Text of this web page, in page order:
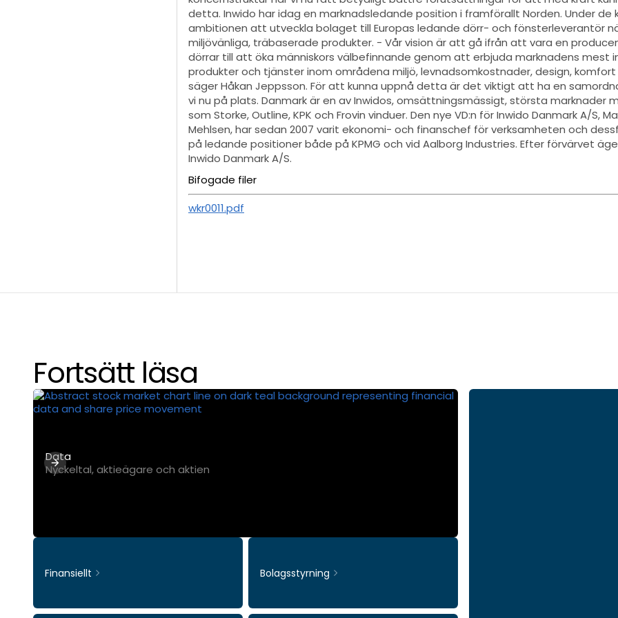
detta. Inwido har idag en marknadsledande position i framförallt Norden. Under de
ambitionen att utveckla bolaget till Europas ledande dörr- och fönsterleverantör
miljövänliga, träbaserade produkter. - Vår vision är att gå ifrån att vara en
dörrar till att öka människors välbefinnande genom att erbjuda marknadens mest
produkter och tjänster inom områdena miljö, levnadsomkostnader, design,
säger Håkan Jeppsson. För att kunna uppnå detta är det viktigt att ha en
vi nu på plats. Danmark är en av Inwidos, omsättningsmässigt, största marknader
som Storke, Outline, KPK och Frovin vinduer. Den nye VD:n för Inwido Danmark A/S,
Mehlsen, har sedan 2007 varit ekonomi- och finanschef för verksamheten och
på ledande positioner både på KPMG och vid Aalborg Industries. Efter förvärvet
Inwido Danmark A/S.
Bifogade filer
wkr0011.pdf
Fortsätt läsa
Data
Nyckeltal, aktieägare och aktien
Finansiellt Bolagsstyrning